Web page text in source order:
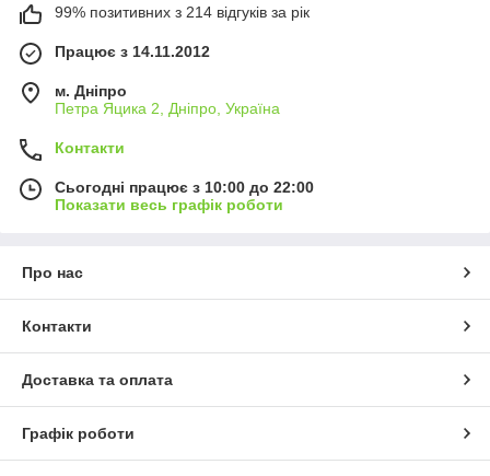
99% позитивних з 214 відгуків за рік
Працює з 14.11.2012
м. Дніпро
Петра Яцика 2, Дніпро, Україна
Контакти
Сьогодні працює з 10:00 до 22:00
Показати весь графік роботи
Про нас
Контакти
Доставка та оплата
Графік роботи